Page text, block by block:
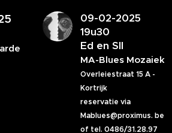
09-02-2025
19u30
Ed en SIl
MA-Blues Mozaiek
Overleiestraat 15 A -
Kortrijk
reservatie via
Mablues@proximus. be
of tel. 0486/31.28.97